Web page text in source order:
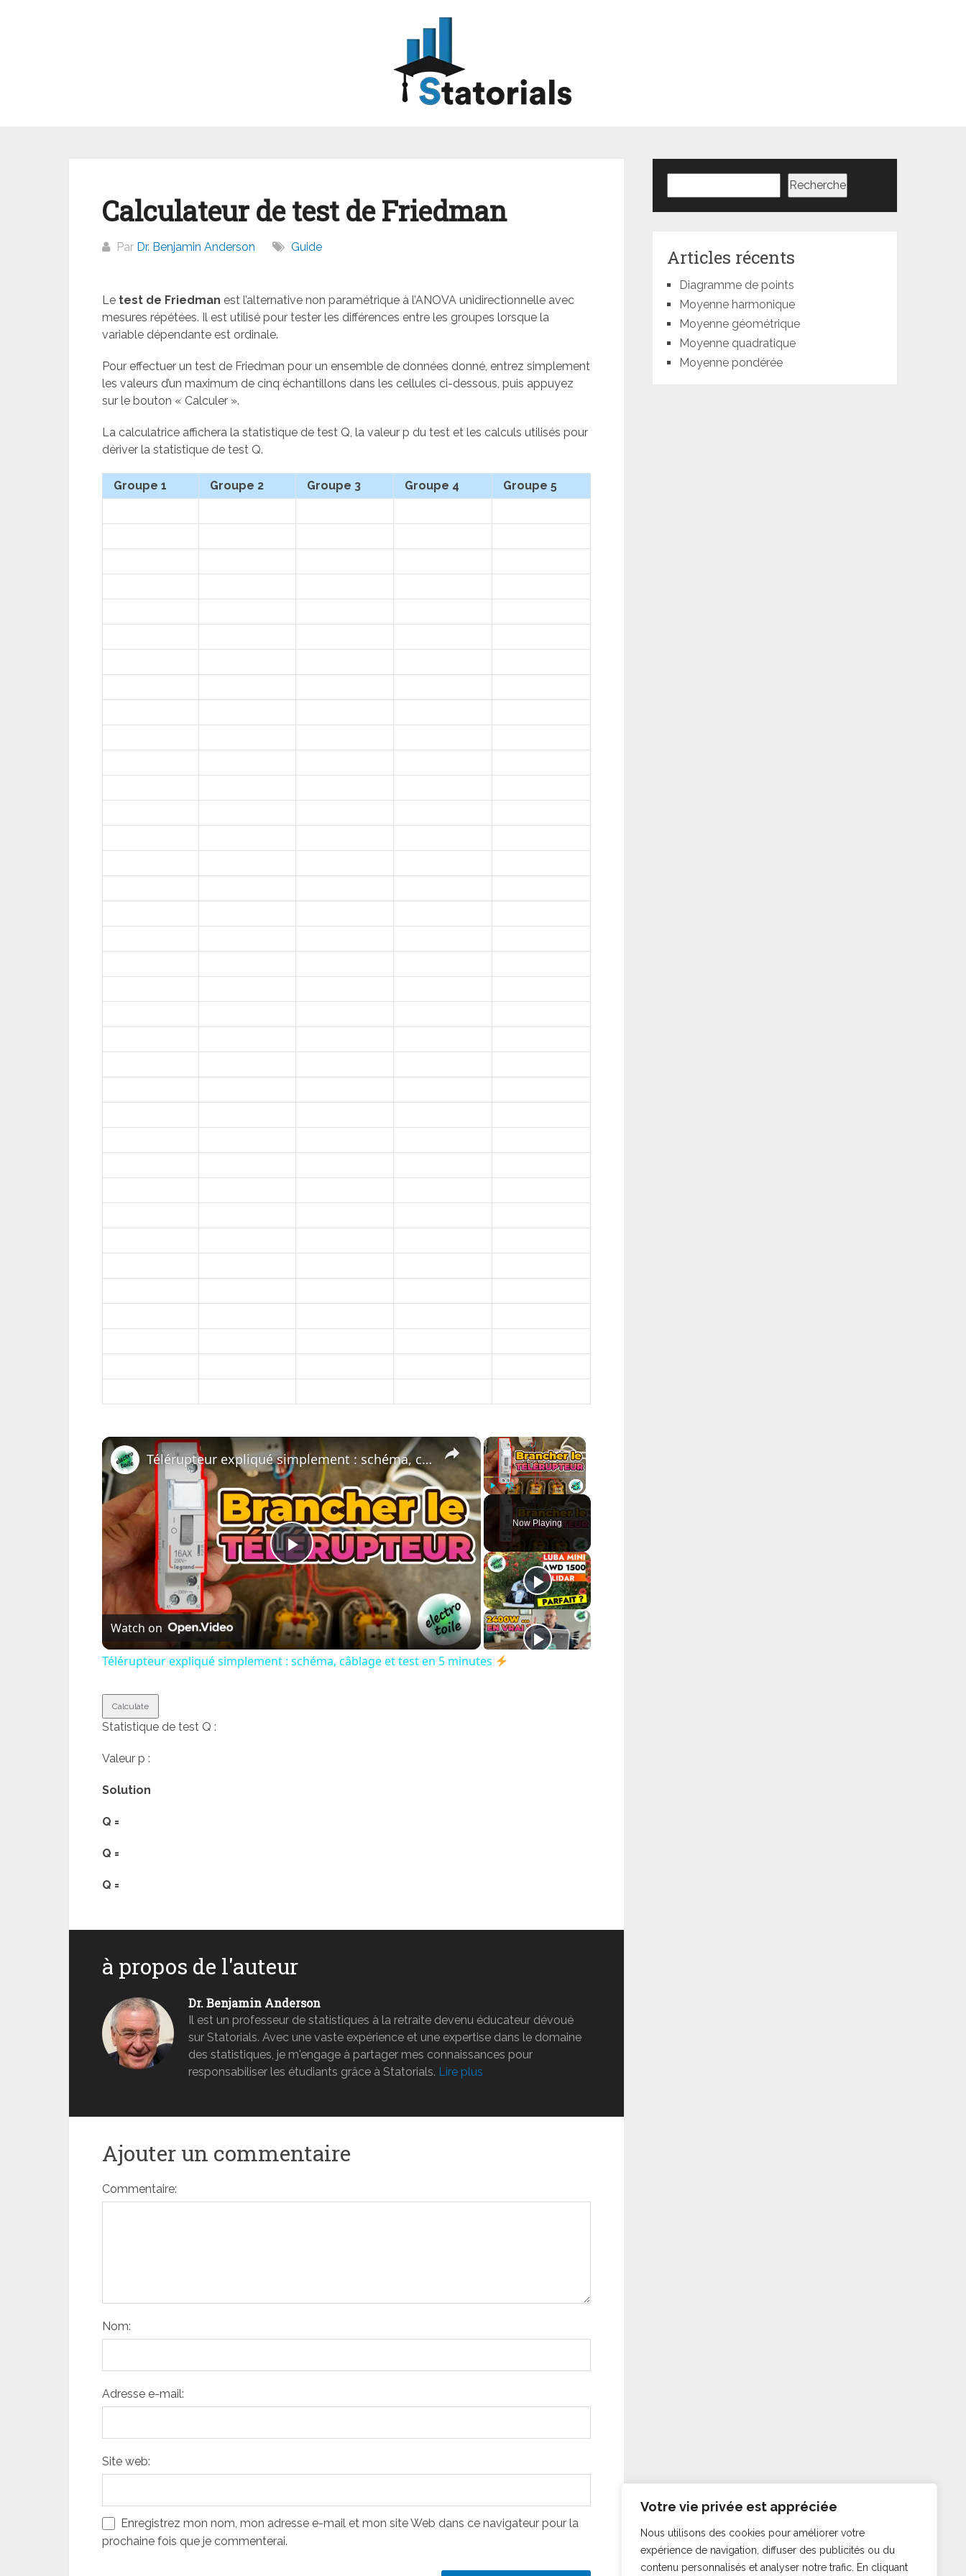
Votre vie privée est appréciée
Nous utilisons des cookies pour améliorer votre
expérience de navigation, diffuser des publicités ou du
contenu personnalisés et analyser notre trafic. En cliquant
Calculateur de test de Friedman
Par Dr. Benjamin Anderson Guide
Le test de Friedman est l’alternative non paramétrique à l’ANOVA unidirectionnelle avec
mesures répétées. Il est utilisé pour tester les différences entre les groupes lorsque la
variable dépendante est ordinale.
Pour effectuer un test de Friedman pour un ensemble de données donné, entrez simplement
les valeurs d’un maximum de cinq échantillons dans les cellules ci-dessous, puis appuyez
sur le bouton « Calculer ».
La calculatrice affichera la statistique de test Q, la valeur p du test et les calculs utilisés pour
dériver la statistique de test Q.
Groupe 1 Groupe 2 Groupe 3 Groupe 4 Groupe 5
×
Unmute Fullscreen
Now Playing
×
Play
Video
Télérupteur expliqué simplement : schéma, câblage et test en 5 minutes
Watch on
Télérupteur expliqué simplement : schéma, câblage et test en 5 minutes
Statistique de test Q :
Valeur p :
Solution
Q =
Q =
Q =
à propos de l'auteur
Dr. Benjamin Anderson
Il est un professeur de statistiques à la retraite devenu éducateur dévoué
sur Statorials. Avec une vaste expérience et une expertise dans le domaine
des statistiques, je m'engage à partager mes connaissances pour
responsabiliser les étudiants grâce à Statorials. Lire plus
Ajouter un commentaire
Commentaire:
Nom:
Adresse e-mail:
Site web:
Enregistrez mon nom, mon adresse e-mail et mon site Web dans ce navigateur pour la
prochaine fois que je commenterai.
Recherche
Articles récents
Diagramme de points
Moyenne harmonique
Moyenne géométrique
Moyenne quadratique
Moyenne pondérée